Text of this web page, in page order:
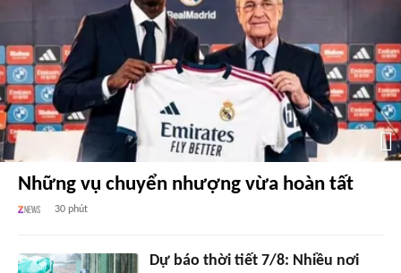
Những vụ chuyển nhượng vừa hoàn tất
30 phút
Dự báo thời tiết 7/8: Nhiều nơi